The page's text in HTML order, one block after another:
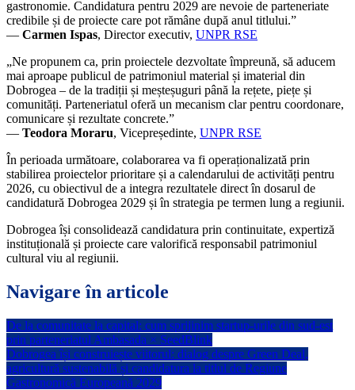
gastronomie. Candidatura pentru 2029 are nevoie de parteneriate
credibile și de proiecte care pot rămâne după anul titlului.”
— Carmen Ispas, Director executiv, UNPR RSE
„Ne propunem ca, prin proiectele dezvoltate împreună, să aducem
mai aproape publicul de patrimoniul material și imaterial din
Dobrogea – de la tradiții și meșteșuguri până la rețete, piețe și
comunități. Parteneriatul oferă un mecanism clar pentru coordonare,
comunicare și rezultate concrete.”
— Teodora Moraru, Vicepreședinte, UNPR RSE
În perioada următoare, colaborarea va fi operaționalizată prin
stabilirea proiectelor prioritare și a calendarului de activități pentru
2026, cu obiectivul de a integra rezultatele direct în dosarul de
candidatură Dobrogea 2029 și în strategia pe termen lung a regiunii.
Dobrogea își consolidează candidatura prin continuitate, expertiză
instituțională și proiecte care valorifică responsabil patrimoniul
cultural viu al regiunii.
Navigare în articole
De la comunitate la capital: cum sprijinim startup-urile din sud-est
prin parteneriatul Ambasada × SeedBlink
Dobrogea își construiește viitorul: dialog despre Green Deal,
agricultură sustenabilă și candidatura la titlul de Regiune
Gastronomică Europeană 2029